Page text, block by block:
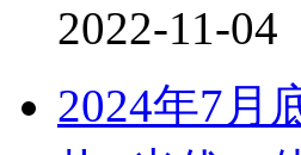
2022-11-04
2024年7月